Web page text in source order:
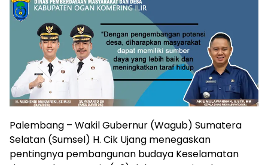
Palembang – Wakil Gubernur (Wagub) Sumatera
Selatan (Sumsel) H. Cik Ujang menegaskan
pentingnya pembangunan budaya Keselamatan